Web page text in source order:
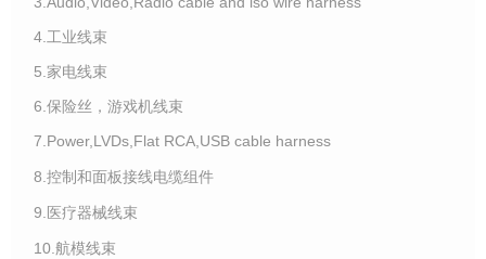
4.工业线束
5.家电线束
6.保险丝，游戏机线束
7.Power,LVDs,Flat RCA,USB cable harness
8.控制和面板接线电缆组件
9.医疗器械线束
10.航模线束